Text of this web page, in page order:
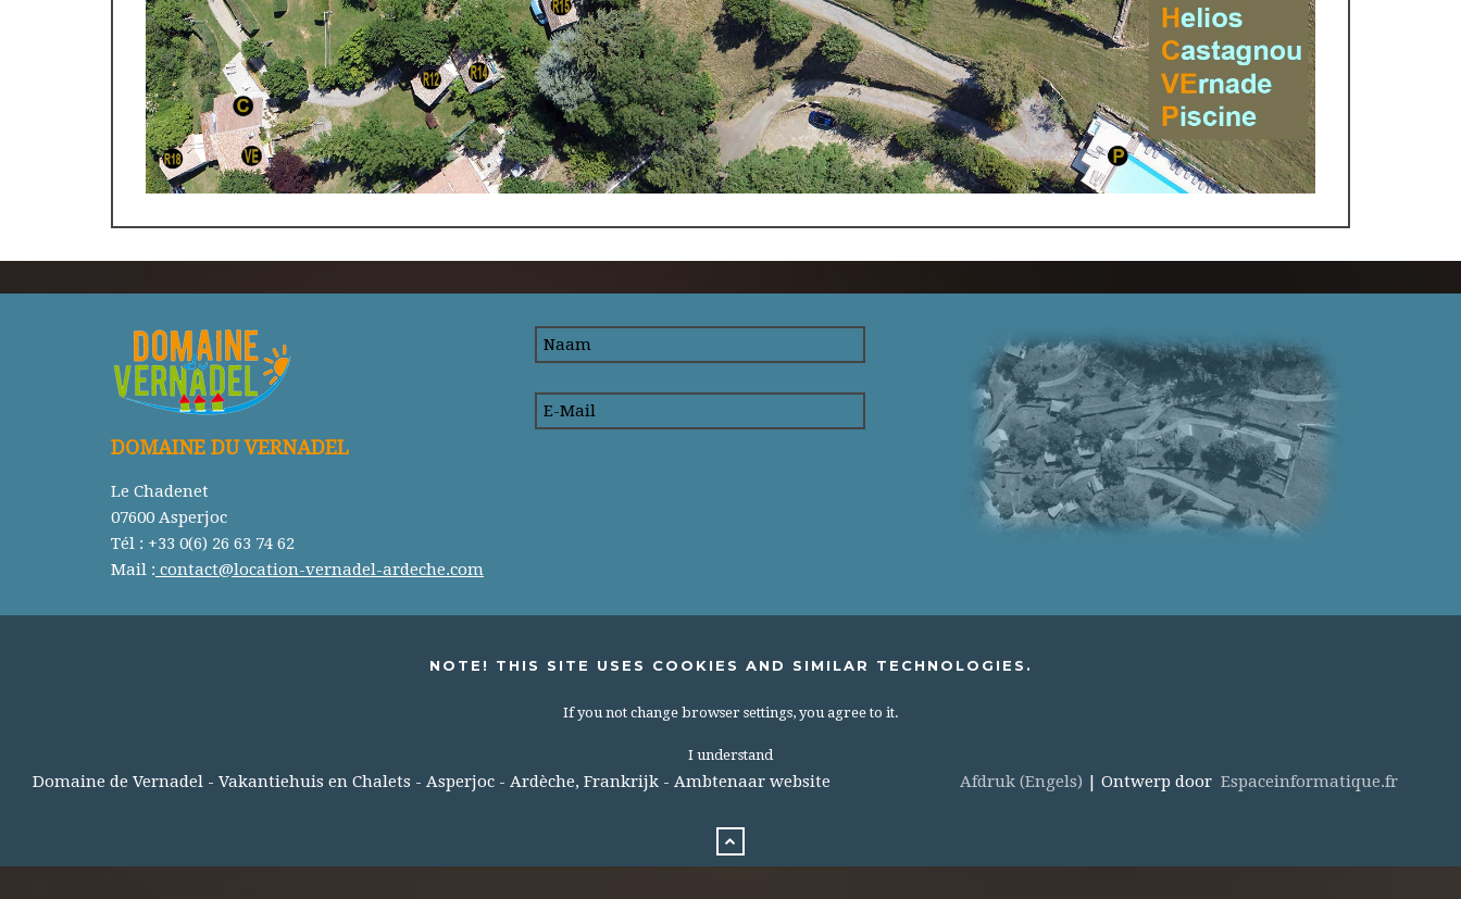
DOMAINE DU VERNADEL
Le Chadenet
07600 Asperjoc
Tél : +33 0(6) 26 63 74 62
Mail : contact@location-vernadel-ardeche.com
NOTE! THIS SITE USES COOKIES AND SIMILAR TECHNOLOGIES.
If you not change browser settings, you agree to it.
I understand
Domaine de Vernadel - Vakantiehuis en Chalets - Asperjoc - Ardèche, Frankrijk - Ambtenaar website Afdruk (Engels) | Ontwerp door Espaceinformatique.fr